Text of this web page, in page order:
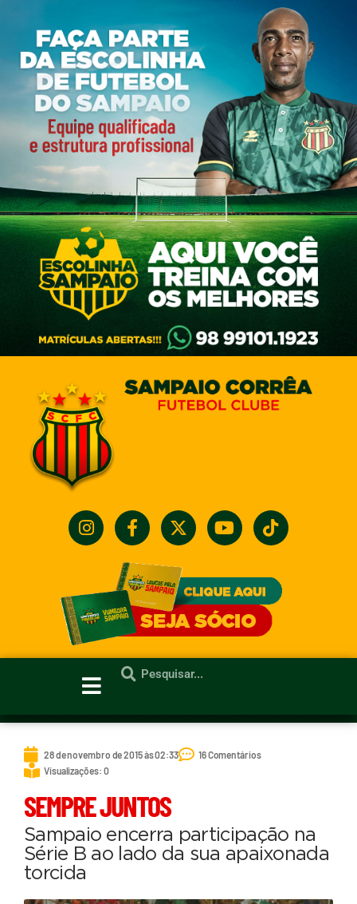
28 de novembro de 2015 às 02:33
16 Comentários
Visualizações: 0
SEMPRE JUNTOS
Sampaio encerra participação na
Série B ao lado da sua apaixonada
torcida